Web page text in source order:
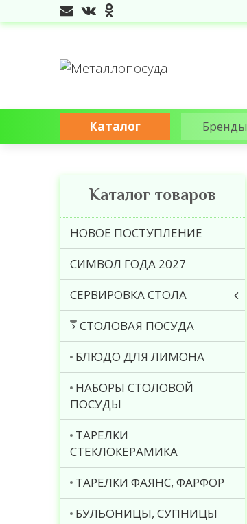
Каталог Бренды
Каталог товаров
НОВОЕ ПОСТУПЛЕНИЕ
СИМВОЛ ГОДА 2027
СЕРВИРОВКА СТОЛА
СТОЛОВАЯ ПОСУДА
БЛЮДО ДЛЯ ЛИМОНА
НАБОРЫ СТОЛОВОЙ
ПОСУДЫ
ТАРЕЛКИ
СТЕКЛОКЕРАМИКА
ТАРЕЛКИ ФАЯНС, ФАРФОР
БУЛЬОНИЦЫ, СУПНИЦЫ